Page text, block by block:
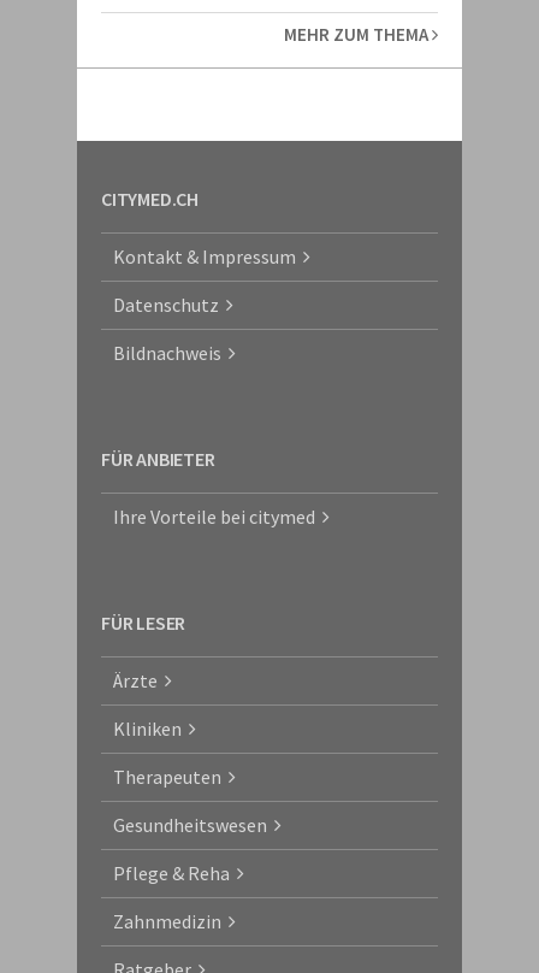
MEHR ZUM THEMA
CITYMED.CH
Kontakt & Impressum
Datenschutz
Bildnachweis
FÜR ANBIETER
Ihre Vorteile bei citymed
FÜR LESER
Ärzte
Kliniken
Therapeuten
Gesundheitswesen
Pflege & Reha
Zahnmedizin